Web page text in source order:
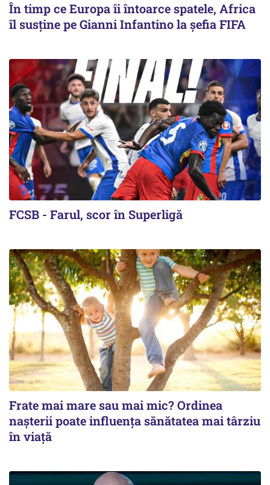
În timp ce Europa îi întoarce spatele, Africa
îl susține pe Gianni Infantino la șefia FIFA
FCSB - Farul, scor în Superligă
Frate mai mare sau mai mic? Ordinea
nașterii poate influența sănătatea mai târziu
în viață